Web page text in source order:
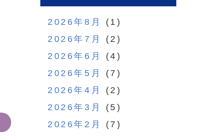
2026年8月
(1)
2026年7月
(2)
2026年6月
(4)
2026年5月
(7)
2026年4月
(2)
2026年3月
(5)
2026年2月
(7)